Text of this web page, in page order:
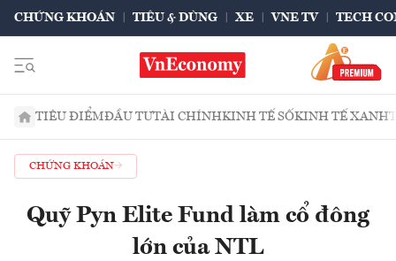
CHỨNG KHOÁN TIÊU & DÙNG XE VNE TV TECH
TIÊU ĐIỂMĐẦU TƯTÀI CHÍNHKINH TẾ SỐKINH TẾ XANH
CHỨNG KHOÁN
Quỹ Pyn Elite Fund làm cổ đông
lớn của NTL